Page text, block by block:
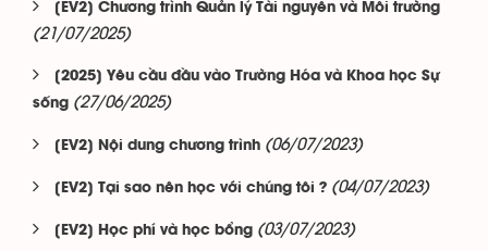
[EV2] Chương trình Quản lý Tài nguyên và Môi trường
(21/07/2025)
[2025] Yêu cầu đầu vào Trường Hóa và Khoa học Sự
sống (27/06/2025)
[EV2] Nội dung chương trình (06/07/2023)
[EV2] Tại sao nên học với chúng tôi ? (04/07/2023)
[EV2] Học phí và học bổng (03/07/2023)